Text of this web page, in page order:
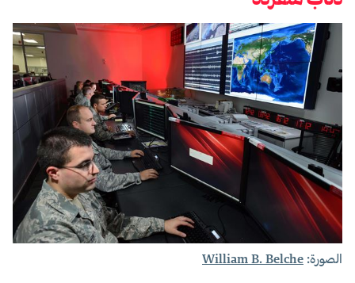
الصورة:William B. Belche